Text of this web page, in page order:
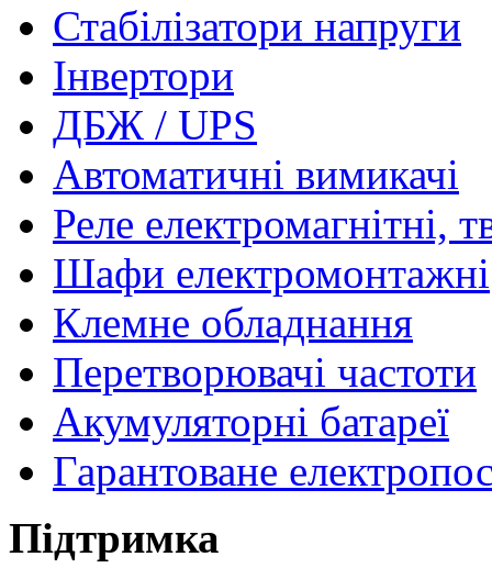
Стабілізатори напруги
Інвертори
ДБЖ / UPS
Автоматичні вимикачі
Реле електромагнітні,
Шафи електромонтажні
Клемне обладнання
Перетворювачі частоти
Акумуляторні батареї
Гарантоване
Підтримка